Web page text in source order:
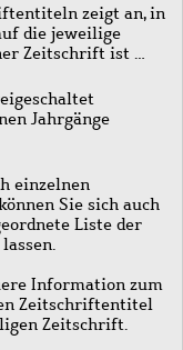
zeigt an, in
die jeweilige
Zeitschrift ist …
Jahrgänge
einzelnen
Sie sich auch
Liste der
Information zum
Zeitschriftentitel
Zeitschrift.